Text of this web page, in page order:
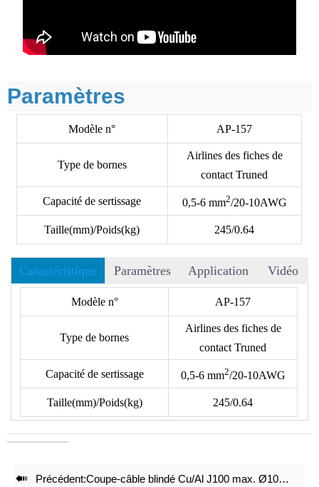
Paramètres
Modèle n° AP-157
Type de bornes
Airlines des fiches de
contact Truned
Capacité de sertissage 0,5-6 mm2/20-10AWG
Taille(mm)/Poids(kg) 245/0.64
Caractéristique Paramètres Application Vidéo
Modèle n° AP-157
Type de bornes
Airlines des fiches de
contact Truned
Capacité de sertissage 0,5-6 mm2/20-10AWG
Taille(mm)/Poids(kg) 245/0.64
• Plus de 40 matrices disponibles au choix, et nous acceptons
les matrices OEM.
• Le format suivant n'inclut pas les bornes, veuillez vérifier le
type de borne avec notre dessin de matrices.
• Réduction de 50% de l'énergie lors du sertissage.
intégral avec mécanisme d'auto-libération garantissent un effet
de sertissage de haute qualité après des sertissages répétés.
 Précédent:Coupe-câble blindé Cu/Al J100 max. Ø100 mm